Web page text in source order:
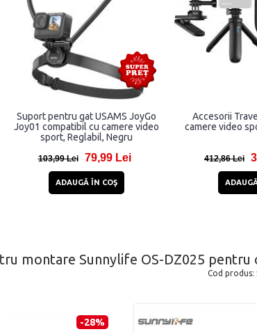
Suport pentru gat USAMS JoyGo
Joy01 compatibil cu camere video
sport, Reglabil, Negru
103,99 Lei 79,99 Lei
ADAUGĂ ÎN COŞ
Accesorii
camere video
412,86 Lei
montare Sunnylife OS-DZ025 pentru
Cod produs:
-28%